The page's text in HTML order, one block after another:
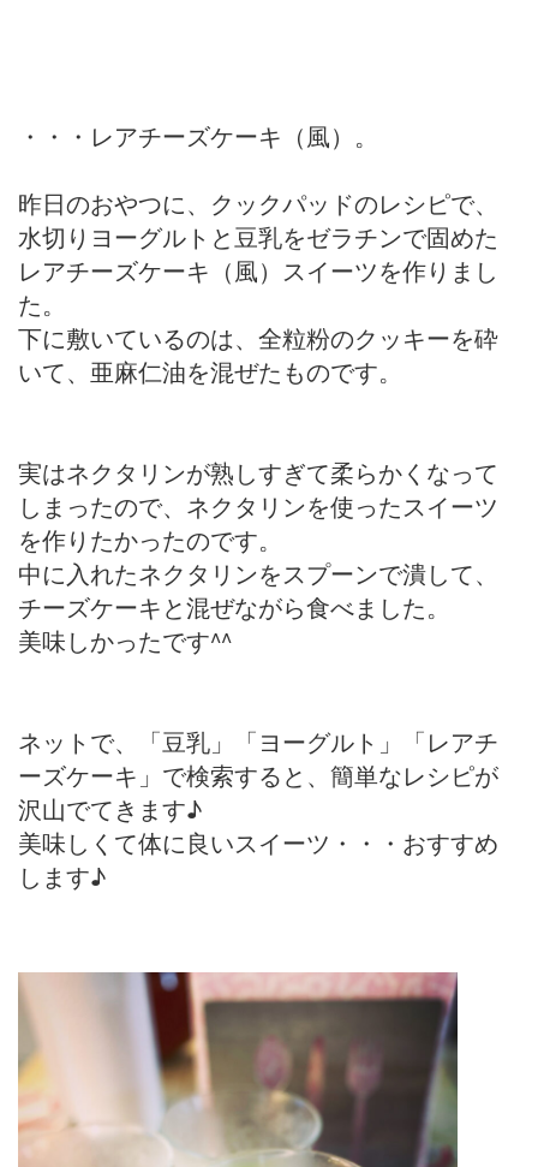
・・・レアチーズケーキ（風）。
昨日のおやつに、クックパッドのレシピで、
水切りヨーグルトと豆乳をゼラチンで固めた
レアチーズケーキ（風）スイーツを作りまし
た。
下に敷いているのは、全粒粉のクッキーを砕
いて、亜麻仁油を混ぜたものです。
実はネクタリンが熟しすぎて柔らかくなって
しまったので、ネクタリンを使ったスイーツ
を作りたかったのです。
中に入れたネクタリンをスプーンで潰して、
チーズケーキと混ぜながら食べました。
美味しかったです^^
ネットで、「豆乳」「ヨーグルト」「レアチ
ーズケーキ」で検索すると、簡単なレシピが
沢山でてきます♪
美味しくて体に良いスイーツ・・・おすすめ
します♪